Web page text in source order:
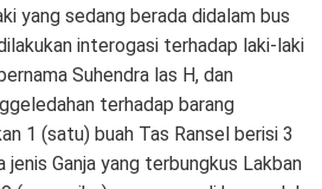
yang sedang berada didalam bus
interogasi terhadap laki-laki
Suhendra las H, dan
terhadap barang
1 (satu) buah Tas Ransel berisi 3
Ganja yang terbungkus Lakban